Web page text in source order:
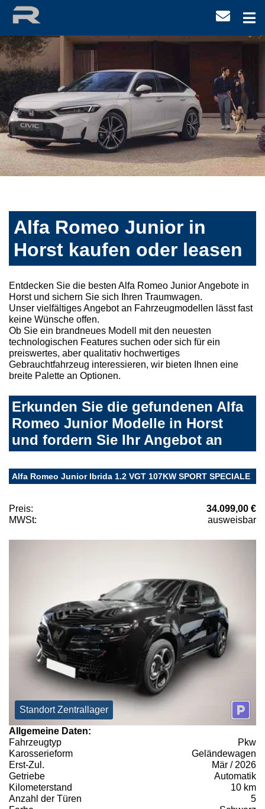
Alfa Romeo Junior in
Horst kaufen oder leasen
Entdecken Sie die besten Alfa Romeo Junior Angebote in
Horst und sichern Sie sich Ihren Traumwagen.
Unser vielfältiges Angebot an Fahrzeugmodellen lässt fast
keine Wünsche offen.
Ob Sie ein brandneues Modell mit den neuesten
technologischen Features suchen oder sich für ein
preiswertes, aber qualitativ hochwertiges
Gebrauchtfahrzeug interessieren, wir bieten Ihnen eine
breite Palette an Optionen.
Erkunden Sie die gefundenen Alfa
Romeo Junior Modelle in Horst
und fordern Sie Ihr Angebot an
Alfa Romeo Junior Ibrida 1.2 VGT 107KW SPORT SPECIALE
Preis:
34.099,00 €
MWSt:
ausweisbar
Standort Zentrallager
Allgemeine Daten:
Fahrzeugtyp
Pkw
Karosserieform
Geländewagen
Erst-Zul.
Mär / 2026
Getriebe
Automatik
Kilometerstand
10 km
Anzahl der Türen
5